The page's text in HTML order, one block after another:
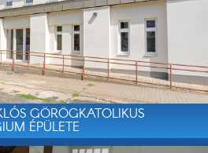
GÖRÖGKATOLIKUS
ÉPÜLETE